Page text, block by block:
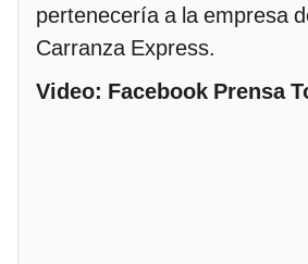
pertenecería a la empresa
Carranza Express.
Video: Facebook Prensa